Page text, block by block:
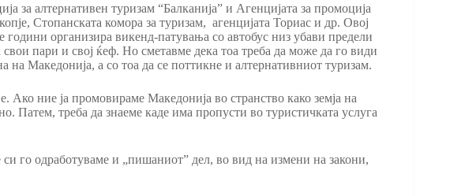
за алтернативен туризам “Балканија” и Агенцијата за промоција
Стопанската комора за туризам, агенцијата Ториас и др. Овој
организира викенд-патувања со автобус низ убави предели
пари и свој ќеф. Но сметавме дека тоа треба да може да го види
на Македонија, а со тоа да се поттикне и алтернативниот туризам.
ние ја промовираме Македонија во странство како земја на
Патем, треба да знаеме каде има пропусти во туристичката услуга
го одработуваме и „пишаниот” дел, во вид на измени на закони,